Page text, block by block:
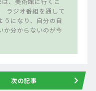
ラジオ番組を通して
うになり、自分の自
か分からないのが今
次の記事